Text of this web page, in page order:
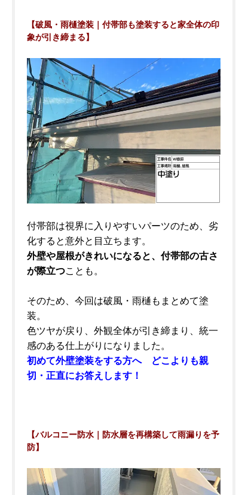
【破風・雨樋塗装｜付帯部も塗装すると家全体の印
象が引き締まる】
付帯部は視界に入りやすいパーツのため、劣
化すると意外と目立ちます。
外壁や屋根がきれいになると、付帯部の古さ
が際立つことも。
そのため、今回は破風・雨樋もまとめて塗
装。
色ツヤが戻り、外観全体が引き締まり、統一
感のある仕上がりになりました。
初めて外壁塗装をする方へ どこよりも親
切・正直にお答えします！
【バルコニー防水｜防水層を再構築して雨漏りを予
防】